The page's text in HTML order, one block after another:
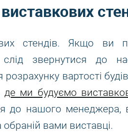
стендів. Якщо ви
слід звернутися до
вартості
де ми будуємо
до нашого
вами виставці.